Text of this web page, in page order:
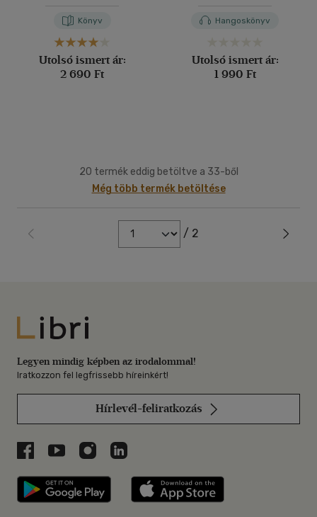
Könyv
Utolsó ismert ár:
2 690 Ft
Hangoskönyv
Utolsó ismert ár:
1 990 Ft
20 termék eddig betöltve a 33-ből
Még több termék betöltése
/ 2
Libri
Legyen mindig képben az irodalommal!
Iratkozzon fel legfrissebb híreinkért!
Hírlevél-feliratkozás
Libri a Facebookon
Libri a Youtube-on
Libri az Instagramon
Libri a LinkedInen
Libri applikáció Szerezd meg: Google